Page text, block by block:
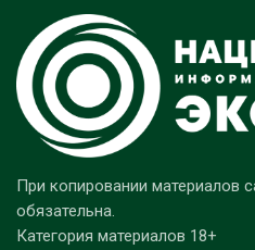
При копировании материалов
обязательна.
Категория материалов 18+